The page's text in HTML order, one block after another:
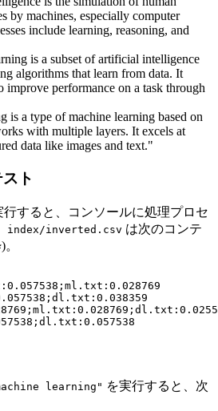
by machines, especially computer
include learning, reasoning, and
is a subset of artificial intelligence
algorithms that learn from data. It
improve performance on a task through
is a type of machine learning based on
with multiple layers. It excels at
data like images and text."
ト
行すると、コンソールに処理プロセ
index/inverted.csv は次のコンテ
learning" を実行すると、次